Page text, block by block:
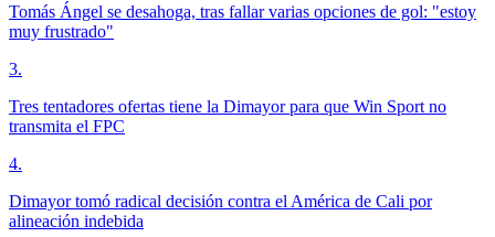
Tomás Ángel se desahoga, tras fallar varias opciones de gol: "estoy
muy frustrado"
3.
Tres tentadores ofertas tiene la Dimayor para que Win Sport no
transmita el FPC
4.
Dimayor tomó radical decisión contra el América de Cali por
alineación indebida